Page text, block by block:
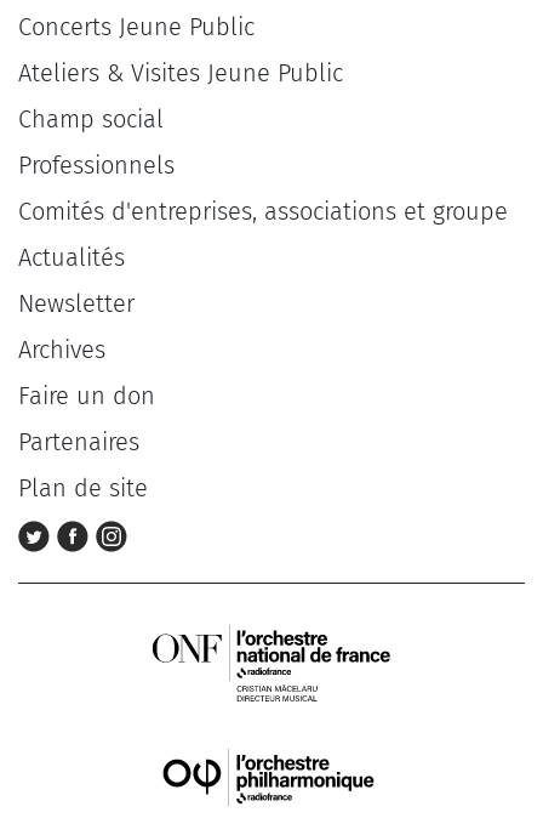
Concerts Jeune Public
Ateliers & Visites Jeune Public
Champ social
Professionnels
Comités d'entreprises, associations et groupe
Actualités
Newsletter
Archives
Faire un don
Partenaires
Plan de site